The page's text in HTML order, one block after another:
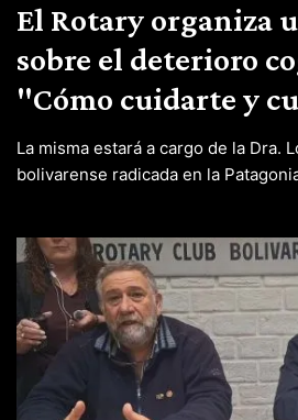
El Rotary organiza
sobre el deterioro
"Cómo cuidarte y
La misma estará a cargo de la Dra.
bolivarense radicada en la